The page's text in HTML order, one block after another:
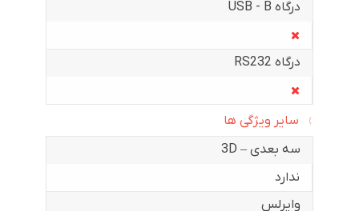
درگاه USB - B
درگاه RS232
سایر ویژگی ها
سه بعدی – 3D
ندارد
وایرلس